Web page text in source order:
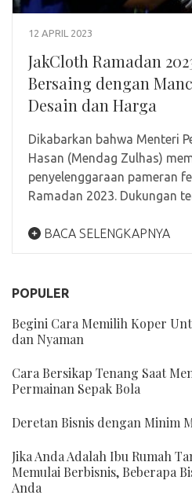
12 APRIL 2023
JakCloth Ramadan
Bersaing dengan
Desain dan Harga
Dikabarkan bahwa Menteri
Hasan (Mendag Zulhas)
penyelenggaraan pameran
Ramadan 2023. Dukungan
BACA SELENGKAPNYA
POPULER
Begini Cara Memilih Koper
dan Nyaman
Cara Bersikap Tenang Saat
Permainan Sepak Bola
Deretan Bisnis dengan Minim
Jika Anda Adalah Ibu Rumah
Memulai Berbisnis, Beberapa
Anda